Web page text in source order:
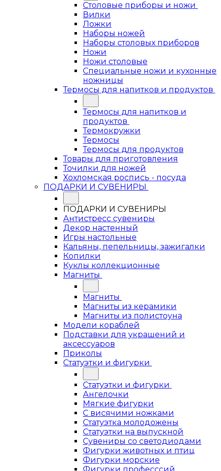
Столовые приборы и ножи
Вилки
Ложки
Наборы ножей
Наборы столовых приборов
Ножи
Ножи столовые
Специальные ножи и кухонные
ножницы
Термосы для напитков и продуктов
Термосы для напитков и
продуктов
Термокружки
Термосы
Термосы для продуктов
Товары для приготовления
Точилки для ножей
Хохломская роспись - посуда
ПОДАРКИ И СУВЕНИРЫ
ПОДАРКИ И СУВЕНИРЫ
Антистресс сувениры
Декор настенный
Игры настольные
Кальяны, пепельницы, зажигалки
Копилки
Куклы коллекционные
Магниты
Магниты
Магниты из керамики
Магниты из полистоуна
Модели кораблей
Подставки для украшений и
аксессуаров
Приколы
Статуэтки и фигурки
Статуэтки и фигурки
Ангелочки
Мягкие фигурки
С висячими ножками
Статуэтка молодожены
Статуэтки на выпускной
Сувениры со светодиодами
Фигурки животных и птиц
Фигурки морские